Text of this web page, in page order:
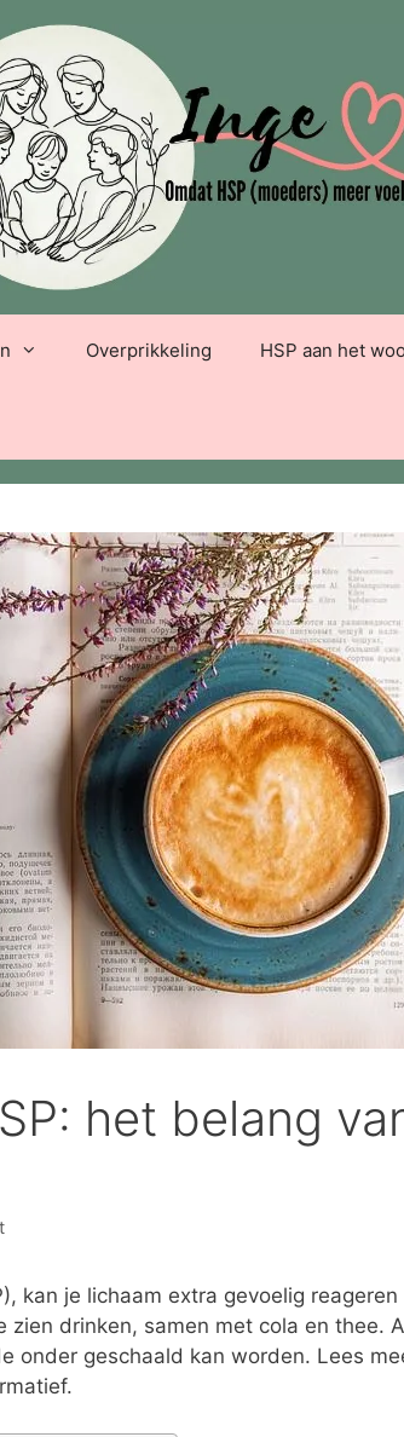
Overprikkeling HSP aan het
het belang
kan je lichaam extra gevoelig
zien drinken, samen met cola en thee.
onder geschaald kan worden. Lees